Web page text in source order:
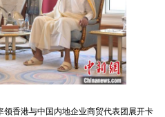
领香港与中国内地企业商贸代表团展开卡